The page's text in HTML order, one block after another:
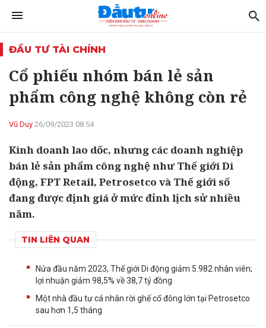
ĐẦU TƯ TÀI CHÍNH
Cổ phiếu nhóm bán lẻ sản
phẩm công nghệ không còn rẻ
Vũ Duy 26/09/2023 08:54
Kinh doanh lao dốc, nhưng các doanh nghiệp
bán lẻ sản phẩm công nghệ như Thế giới Di
động, FPT Retail, Petrosetco và Thế giới số
đang được định giá ở mức đỉnh lịch sử nhiều
năm.
TIN LIÊN QUAN
Nửa đầu năm 2023, Thế giới Di động giảm 5.982 nhân viên;
lợi nhuận giảm 98,5% về 38,7 tỷ đồng
Một nhà đầu tư cá nhân rời ghế cổ đông lớn tại Petrosetco
sau hơn 1,5 tháng